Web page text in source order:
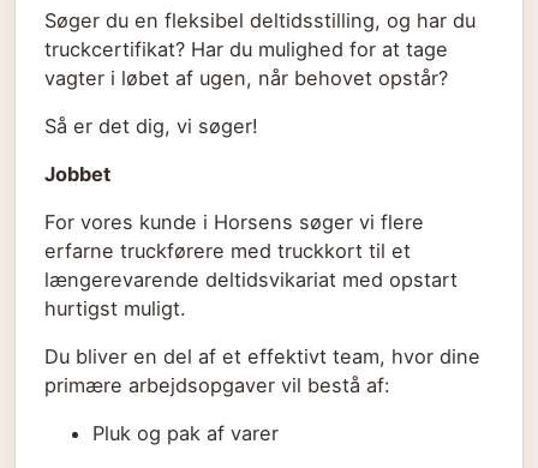
Søger du en fleksibel deltidsstilling, og har du
truckcertifikat? Har du mulighed for at tage
vagter i løbet af ugen, når behovet opstår?
Så er det dig, vi søger!
Jobbet
For vores kunde i Horsens søger vi flere
erfarne truckførere med truckkort til et
længerevarende deltidsvikariat med opstart
hurtigst muligt.
Du bliver en del af et effektivt team, hvor dine
primære arbejdsopgaver vil bestå af:
Pluk og pak af varer